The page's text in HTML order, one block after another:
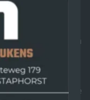
которые
для
техник основана
и
вы также